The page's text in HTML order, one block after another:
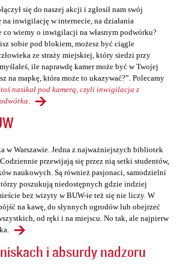
się do naszej akcji i zgłosił nam swój
na inwigilację w internecie, na działania
co wiemy o inwigilacji na własnym podwórku?
sobie pod blokiem, możesz być ciągle
ze straży miejskiej, który siedzi przy
ile naprawdę kamer może być w Twojej
na mapkę, która może to ukazywać?”. Polecamy
nasikał pod kamerą, czyli inwigilacja z
w Warszawie. Jedna z najważniejszych bibliotek
przewijają się przez nią setki studentów,
naukowych. Są również pasjonaci, samodzielni
poszukują niedostępnych gdzie indziej
bez wizyty w BUW-ie też się nie liczy. W
na kawę, do słynnych ogrodów lub obejrzeć
od ręki i na miejscu. No tak, ale najpierw
i absurdy nadzoru